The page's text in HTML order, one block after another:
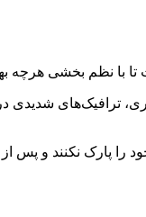
تا با نظم بخشی هرچه
ترافیک‌های شدیدی
را پارک نکنند و پس